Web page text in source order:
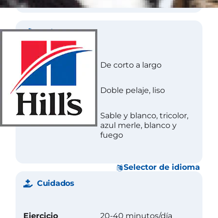
Selector de idioma
Abrigo
Longitud De corto a largo
Textura Doble pelaje, liso
Color
Sable y blanco, tricolor,
azul merle, blanco y
fuego
Cuidados
Ejercicio 20-40 minutos/día